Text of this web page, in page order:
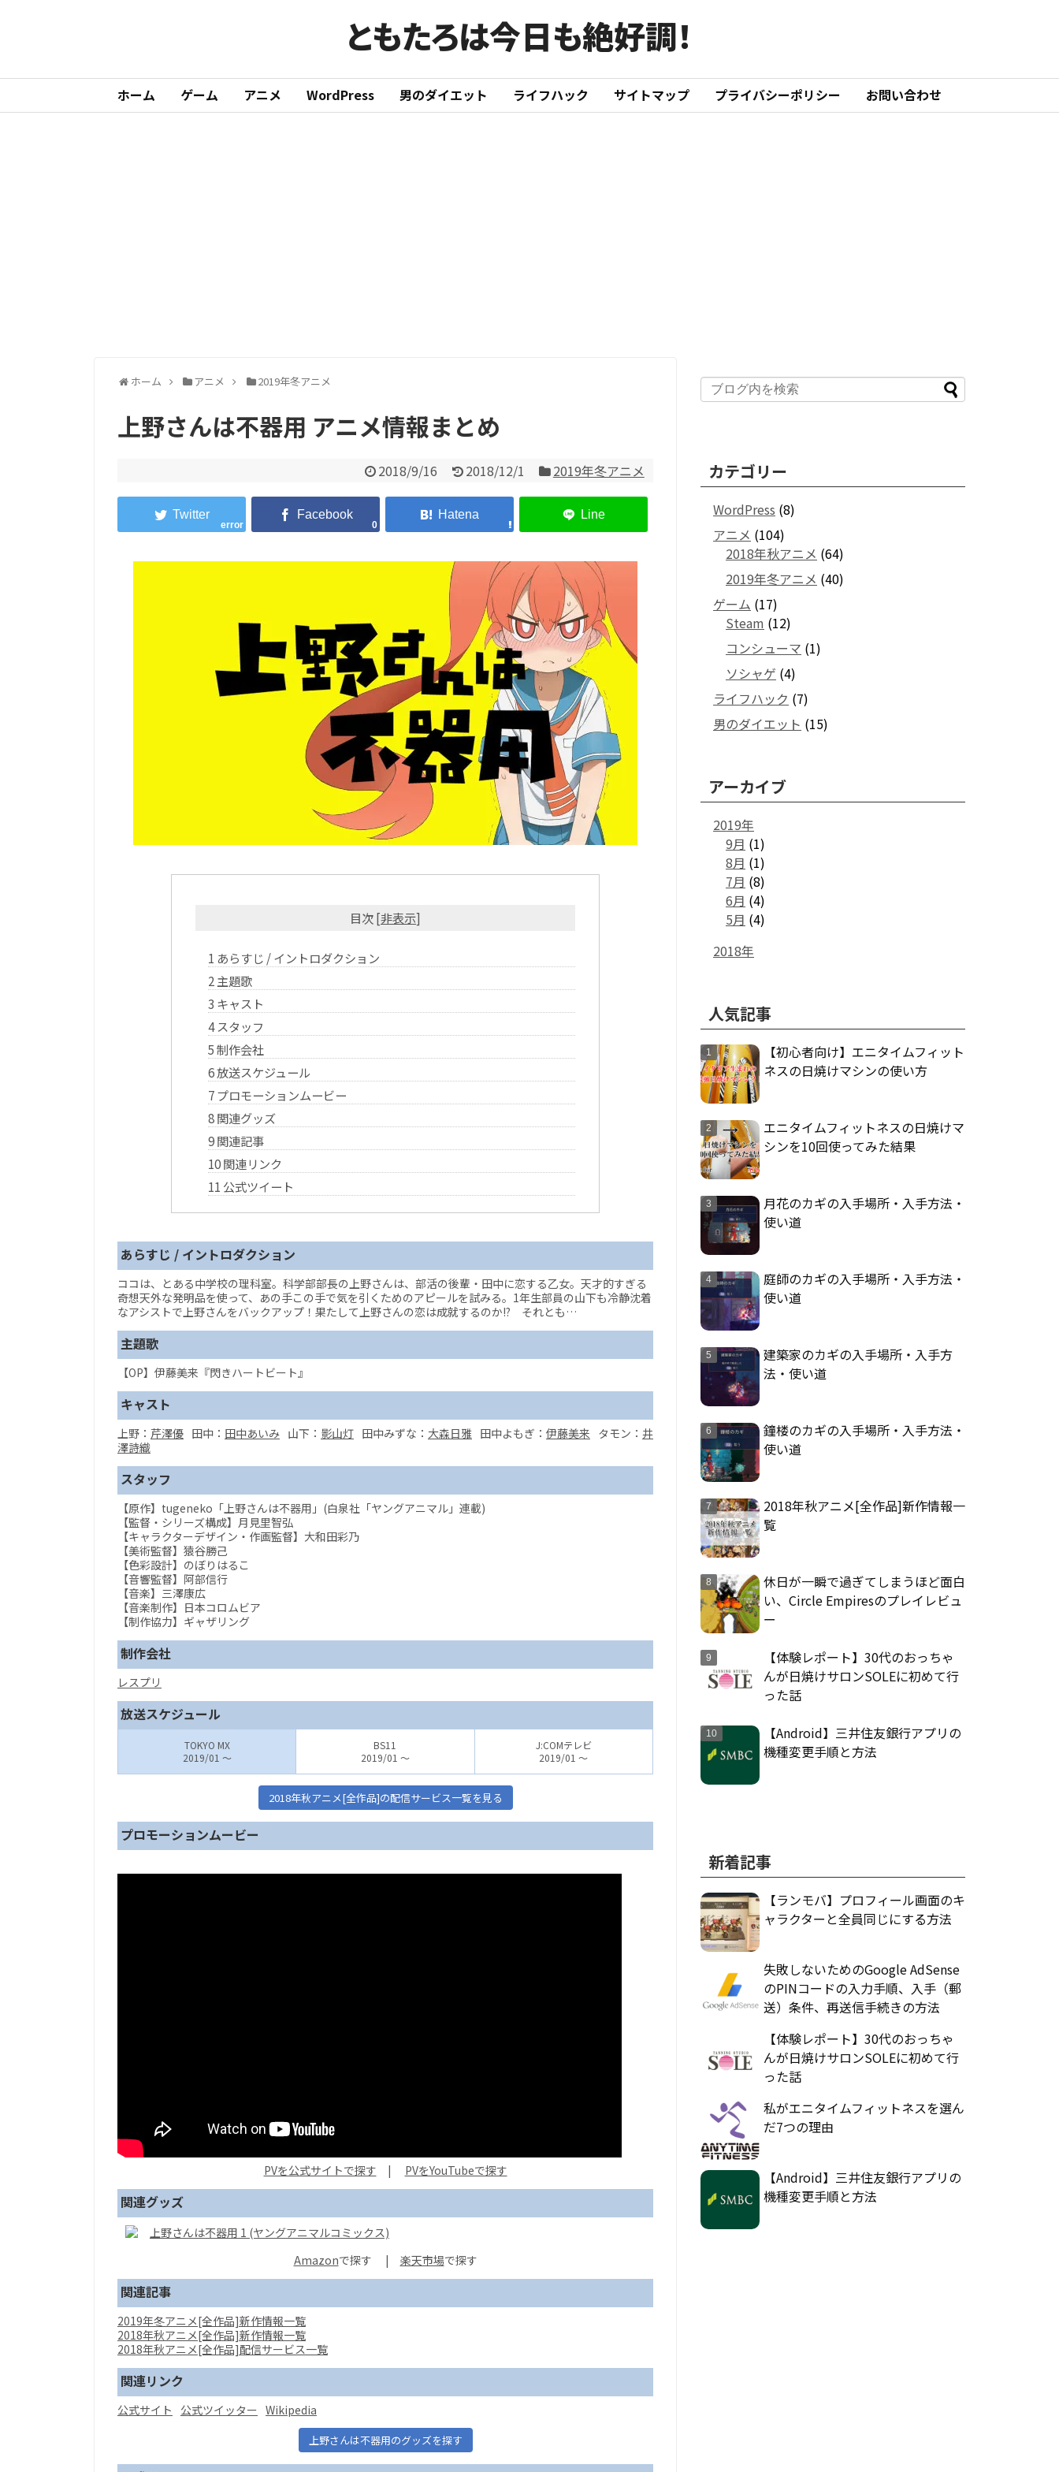
ともたろは今日も絶好調！
ホーム ゲーム アニメ WordPress 男のダイエット ライフハック サイトマップ プライバシーポリシー お問い合わせ
ホーム アニメ 2019年冬アニメ
上野さんは不器用 アニメ情報まとめ
2018/9/16 2018/12/1 2019年冬アニメ
error 0
目次[非表示]
1 あらすじ / イントロダクション
2主題歌
3 キャスト
4スタッフ
5制作会社
6放送スケジュール
7プロモーションムービー
8関連グッズ
9関連記事
10関連リンク
11 公式ツイート
あらすじ / イントロダクション
ココは、とある中学校の理科室。科学部部長の上野さんは、部活の後輩・田中に恋する乙女。天才的すぎる
奇想天外な発明品を使って、あの手この手で気を引くためのアピールを試みる。1年生部員の山下も冷静沈着
なアシストで上野さんをバックアップ！果たして上野さんの恋は成就するのか!? それとも…
主題歌
【OP】伊藤美来『閃きハートビート』
キャスト
上野： 芹澤優 田中： 田中あいみ 山下： 影山灯 田中みずな： 大森日雅 田中よもぎ： 伊藤美来 タモン： 井
澤詩織
スタッフ
【原作】tugeneko「上野さんは不器用」(白泉社「ヤングアニマル」連載)
【監督・シリーズ構成】月見里智弘
【キャラクターデザイン・作画監督】大和田彩乃
【美術監督】猿谷勝己
【色彩設計】のぼりはるこ
【音響監督】阿部信行
【音楽】三澤康広
【音楽制作】日本コロムビア
【制作協力】ギャザリング
制作会社
レスプリ
放送スケジュール
TOKYO MX
2019/01 ～
BS11
2019/01 ～
J:COMテレビ
2019/01 ～
2018年秋アニメ[全作品]の配信サービス一覧を見る
プロモーションムービー
PVを公式サイトで探す | PVをYouTubeで探す
関連グッズ
上野さんは不器用 1 (ヤングアニマルコミックス)
Amazonで探す | 楽天市場
関連記事
2019年冬アニメ[全作品]新作情報一覧
2018年秋アニメ[全作品]新作情報一覧
2018年秋アニメ[全作品]配信サービス一覧
関連リンク
公式サイト 公式ツイッター Wikipedia
上野さんは不器用のグッズを探す
カテゴリー
WordPress (8)
アニメ (104)
2018年秋アニメ (64)
2019年冬アニメ (40)
ゲーム (17)
Steam (12)
コンシューマ (1)
ソシャゲ (4)
ライフハック (7)
男のダイエット (15)
アーカイブ
2019年
9月 (1)
8月 (1)
7月 (8)
6月 (4)
5月 (4)
2018年
人気記事
【初心者向け】エニタイムフィット
ネスの日焼けマシンの使い方
エニタイムフィットネスの日焼けマ
シンを10回使ってみた結果
月花のカギの入手場所・入手方法・
使い道
庭師のカギの入手場所・入手方法・
使い道
建築家のカギの入手場所・入手方
法・使い道
鐘楼のカギの入手場所・入手方法・
使い道
2018年秋アニメ[全作品]新作情報一
覧
休日が一瞬で過ぎてしまうほど面白
い、Circle Empiresのプレイレビュ
ー
【体験レポート】30代のおっちゃ
んが日焼けサロンSOLEに初めて行
った話
【Android】三井住友銀行アプリの
機種変更手順と方法
新着記事
【ランモバ】プロフィール画面のキ
ャラクターと全員同じにする方法
失敗しないためのGoogle AdSense
のPINコードの入力手順、入手（郵
送）条件、再送信手続きの方法
【体験レポート】30代のおっちゃ
んが日焼けサロンSOLEに初めて行
った話
私がエニタイムフィットネスを選ん
だ7つの理由
【Android】三井住友銀行アプリの
機種変更手順と方法